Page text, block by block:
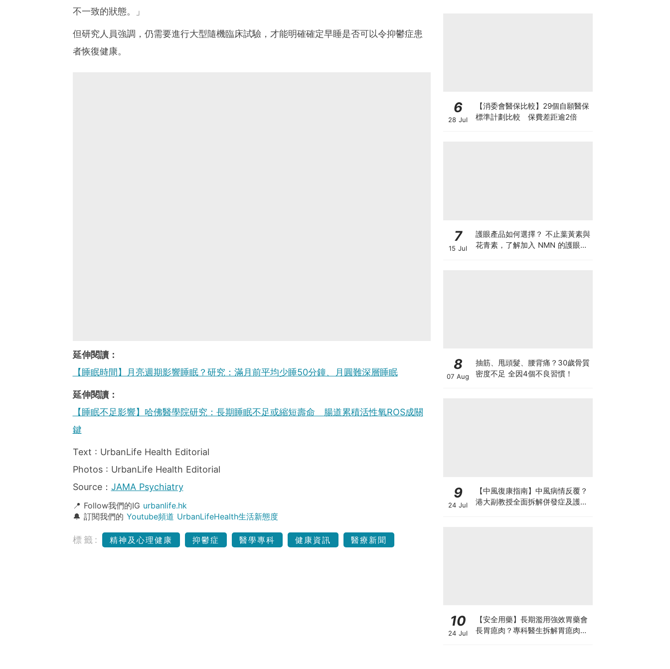
不一致的狀態。」
但研究人員強調，仍需要進行大型隨機臨床試驗，才能明確確定早睡是否可以令抑鬱症患
者恢復健康。
延伸閱讀：
【睡眠時間】月亮週期影響睡眠？研究：滿月前平均少睡50分鐘、月圓難深層睡眠
延伸閱讀：
【睡眠不足影響】哈佛醫學院研究：長期睡眠不足或縮短壽命 腸道累積活性氧ROS成關
鍵
Text : UrbanLife Health Editorial
Photos : UrbanLife Health Editorial
Source： JAMA Psychiatry
📍 Follow我們的IG urbanlife.hk
🔔 訂閱我們的 Youtube頻道 UrbanLifeHealth生活新態度
標籤: 精神及心理健康 抑鬱症 醫學專科 健康資訊 醫療新聞
6
28 Jul
【消委會醫保比較】29個自願醫保
標準計劃比較 保費差距逾2倍
7
15 Jul
護眼產品如何選擇？ 不止葉黃素與
花青素，了解加入 NMN 的護眼方
8
07 Aug
抽筋、甩頭髮、腰背痛？30歲骨質
密度不足 全因4個不良習慣！
9
24 Jul
【中風復康指南】中風病情反覆？
港大副教授全面拆解併發症及護理
10
24 Jul
【安全用藥】長期濫用強效胃藥會
長胃瘜肉？專科醫生拆解胃瘜肉癌